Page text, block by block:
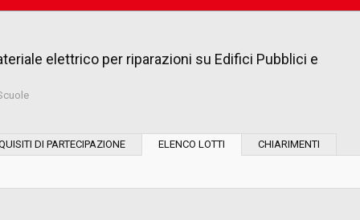
elettrico per riparazioni su Edifici Pubblici e
DI PARTECIPAZIONE ELENCO LOTTI CHIARIMENTI